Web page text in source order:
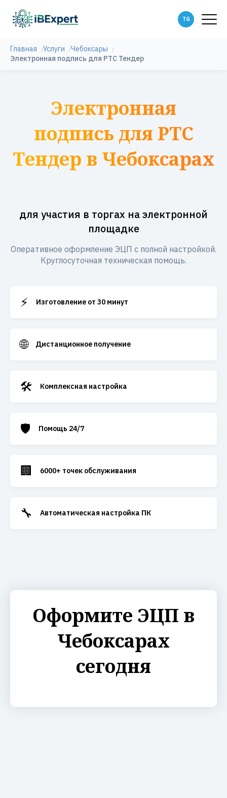
Главная Услуги
Чебоксары
Электронная подпись для РТС Тендер
Электронная
подпись для РТС
Тендер в Чебоксарах
для участия в торгах на электронной
площадке
Оперативное оформление ЭЦП с полной настройкой.
Круглосуточная техническая помощь.
⚡ Изготовление от 30 минут
🌐 Дистанционное получение
🛠️ Комплексная настройка
🛡️ Помощь 24/7
🏢 6000+ точек обслуживания
🔧 Автоматическая настройка ПК
Оформите ЭЦП в
Чебоксарах
сегодня